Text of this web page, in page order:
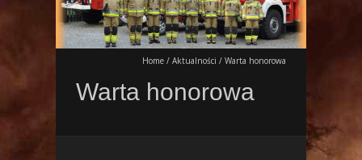
Home / Aktualności / Warta honorowa
Warta honorowa